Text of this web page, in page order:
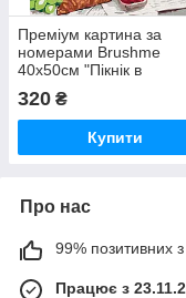
Преміум картина за
номерами Brushme
40x50см "Пікнік в
320 ₴
Купити
Про нас
99% позитивних з
Працює з